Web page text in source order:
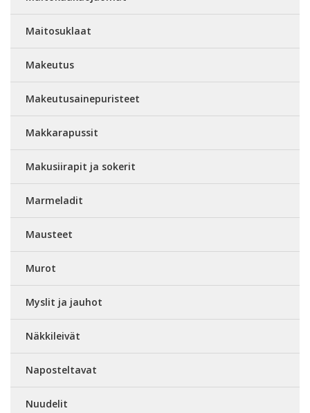
Maitosuklaat
Makeutus
Makeutusainepuristeet
Makkarapussit
Makusiirapit ja sokerit
Marmeladit
Mausteet
Murot
Myslit ja jauhot
Näkkileivät
Naposteltavat
Nuudelit